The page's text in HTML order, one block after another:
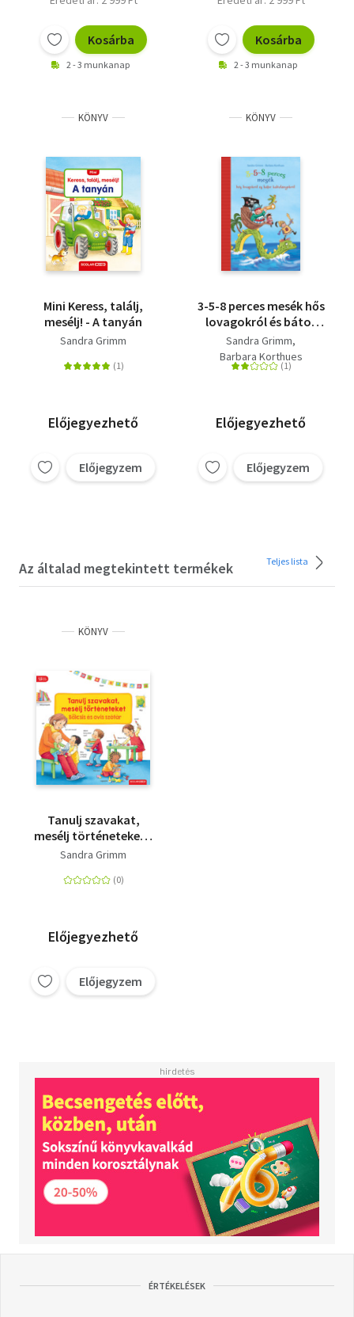
Kosárba
2 - 3 munkanap
Kosárba
2 - 3 munkanap
KÖNYV
Mini Keress, találj,
mesélj! - A tanyán
Sandra Grimm
Előjegyezhető
Előjegyzem
KÖNYV
3-5-8 perces mesék hős
lovagokról és bátor
kalózlányokról
Sandra Grimm
Barbara Korthues
Előjegyezhető
Előjegyzem
Az általad megtekintett termékek Teljes lista
KÖNYV
Tanulj szavakat,
mesélj történeteket -
Bölcsis és ovis szótár
Sandra Grimm
Előjegyezhető
Előjegyzem
ÉRTÉKELÉSEK